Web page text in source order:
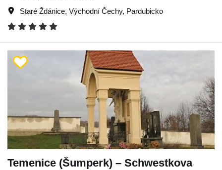
Staré Ždánice, Východní Čechy, Pardubicko
Temenice (Šumperk) – Schwestkova